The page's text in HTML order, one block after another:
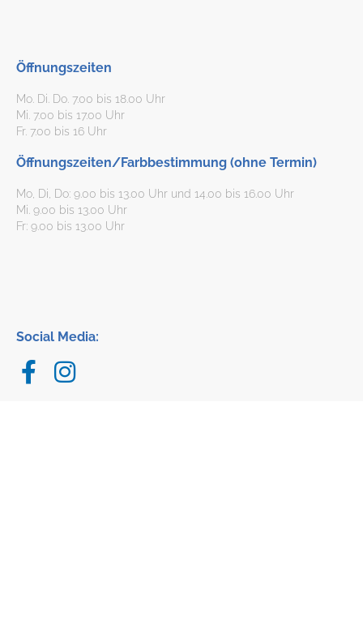
Öffnungszeiten
Mo. Di. Do. 7.00 bis 18.00 Uhr
Mi. 7.00 bis 17.00 Uhr
Fr. 7.00 bis 16 Uhr
Öffnungszeiten/Farbbestimmung (ohne Termin)
Mo, Di, Do: 9.00 bis 13.00 Uhr und 14.00 bis 16.00 Uhr
Mi. 9.00 bis 13.00 Uhr
Fr: 9.00 bis 13.00 Uhr
Social Media: